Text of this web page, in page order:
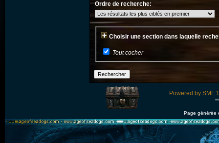
Ordre de recherche:
Choisir une section dans laquelle
Tout cocher
Powered by SMF
Page générée